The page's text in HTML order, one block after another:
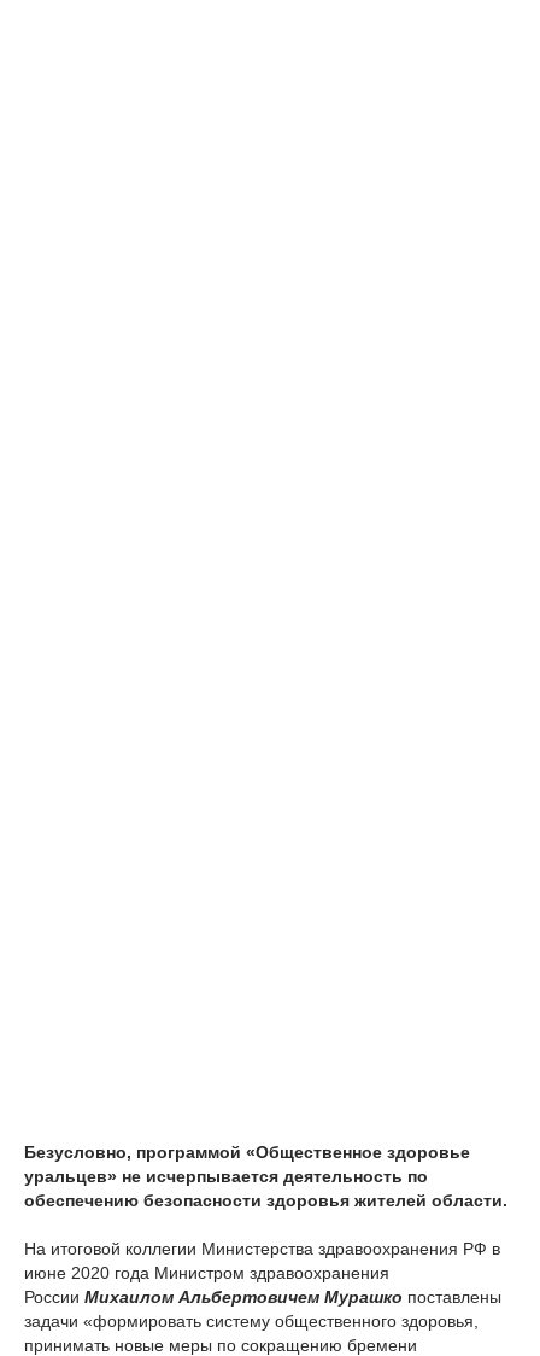
Безусловно, программой «Общественное здоровье
уральцев» не исчерпывается деятельность по
обеспечению безопасности здоровья жителей области.
На итоговой коллегии Министерства здравоохранения РФ в
июне 2020 года Министром здравоохранения
России Михаилом Альбертовичем Мурашко поставлены
задачи «формировать систему общественного здоровья,
принимать новые меры по сокращению бремени